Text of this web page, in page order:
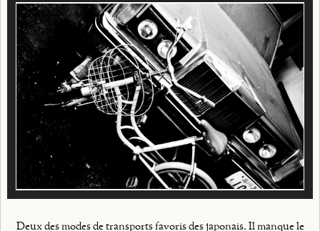
Deux des modes de transports favoris des japonais. Il manque le